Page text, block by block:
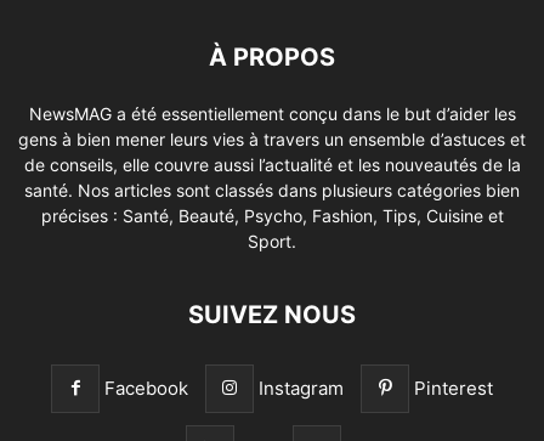
À PROPOS
NewsMAG a été essentiellement conçu dans le but d’aider les
gens à bien mener leurs vies à travers un ensemble d’astuces et
de conseils, elle couvre aussi l’actualité et les nouveautés de la
santé. Nos articles sont classés dans plusieurs catégories bien
précises : Santé, Beauté, Psycho, Fashion, Tips, Cuisine et
Sport.
SUIVEZ NOUS
Facebook Instagram Pinterest